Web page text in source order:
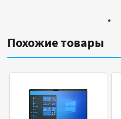
Похожие товары